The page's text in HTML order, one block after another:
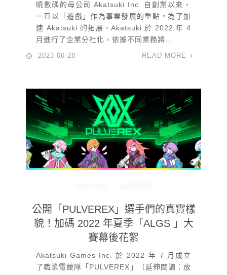
曉數碼的母公司 Akatsuki Inc. 自創業以來，
一直以「遊戲」作為事業發展的重點。為了加
速 Akatsuki 的拓展，Akatsuki 於 2022 年 4
月進行了企業分社化，依據不同業務將…
2023-06-28 READ MORE
公開「PULVEREX」選手們的真實樣
貌！加碼 2022 年夏季「ALGS 」大
賽幕後花絮
Akatsuki Games Inc. 於 2022 年 7 月成立
了職業電競隊「PULVEREX」（延伸閱讀：放